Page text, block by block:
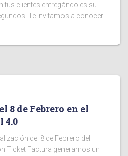
tus clientes entregándoles su
Te invitamos a conocer
8 de Febrero en el
4.0
del 8 de Febrero del
Ticket Factura generamos un